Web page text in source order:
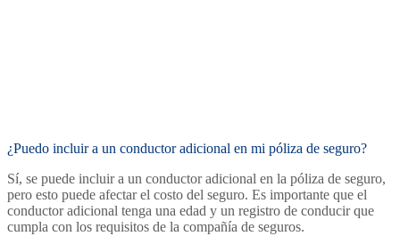
¿Puedo incluir a un conductor adicional en mi póliza de seguro?
Sí, se puede incluir a un conductor adicional en la póliza de seguro,
pero esto puede afectar el costo del seguro. Es importante que el
conductor adicional tenga una edad y un registro de conducir que
cumpla con los requisitos de la compañía de seguros.